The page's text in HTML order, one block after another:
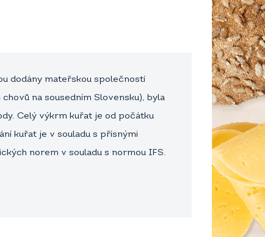
dodány mateřskou společností
na sousedním Slovensku), byla
Celý výkrm kuřat je od počátku
kuřat je v souladu s přísnými
norem v souladu s normou IFS.